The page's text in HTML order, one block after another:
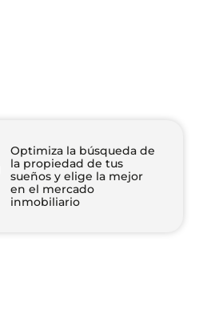
Optimiza la búsqueda de
la propiedad de tus
sueños y elige la mejor
en el mercado
inmobiliario